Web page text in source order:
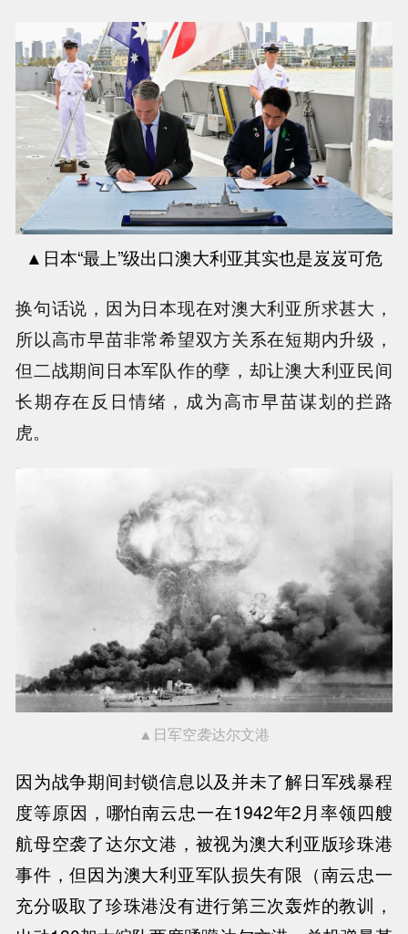
▲ 日本“最上”级出口澳大利亚其实也是岌岌可危
换句话说，因为日本现在对澳大利亚所求甚大，
所以高市早苗非常希望双方关系在短期内升级，
但二战期间日本军队作的孽，却让澳大利亚民间
长期存在反日情绪，成为高市早苗谋划的拦路
虎。
▲日军空袭达尔文港
因为战争期间封锁信息以及并未了解日军残暴程
度等原因，哪怕南云忠一在1942年2月率领四艘
航母空袭了达尔文港，被视为澳大利亚版珍珠港
事件，但因为澳大利亚军队损失有限（南云忠一
充分吸取了珍珠港没有进行第三次轰炸的教训，